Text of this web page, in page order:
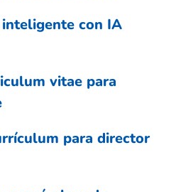
inteligente con IA
vitae para
para director